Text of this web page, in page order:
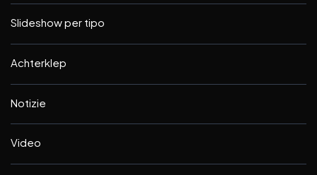
Slideshow per tipo
Achterklep
Notizie
Video